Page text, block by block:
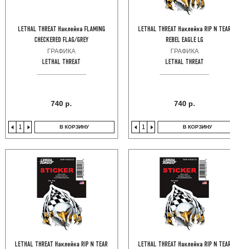
LETHAL THREAT Наклейка FLAMING
CHECKERED FLAG/GREY
ГРАФИКА
LETHAL THREAT
740 р.
В КОРЗИНУ
LETHAL THREAT Наклейка RIP N
REBEL EAGLE LG
ГРАФИКА
LETHAL THREAT
740 р.
В КОРЗИНУ
LETHAL THREAT Наклейка RIP N TEAR
LETHAL THREAT Наклейка RIP N